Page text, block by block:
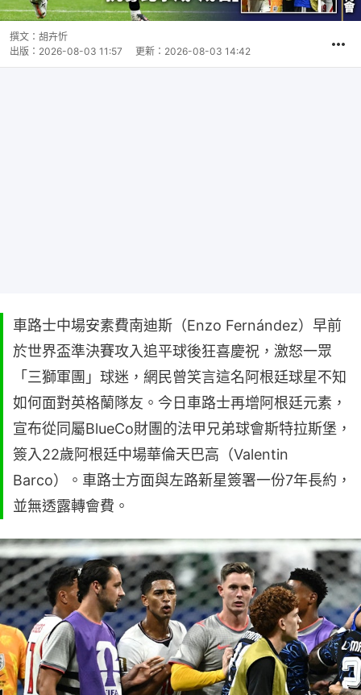
撰文： 胡卉忻
出版： 2026-08-03 11:57 更新： 2026-08-03 14:42
車路士中場安素費南迪斯（Enzo Fernández）早前
於世界盃準決賽攻入追平球後狂喜慶祝，激怒一眾
「三獅軍團」球迷，網民曾笑言這名阿根廷球星不知
如何面對英格蘭隊友。今日車路士再增阿根廷元素，
宣布從同屬BlueCo財團的法甲兄弟球會斯特拉斯堡，
簽入22歲阿根廷中場華倫天巴高（Valentin
Barco）。車路士方面與左路新星簽署一份7年長約，
並無透露轉會費。